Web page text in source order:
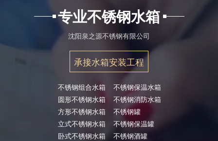
专业不锈钢水箱
沈阳泉之源不锈钢有限公司
承接水箱安装工程
不锈钢组合水箱
圆形不锈钢水箱
方形不锈钢水箱
立式不锈钢水箱
卧式不锈钢水箱
不锈钢保温水箱
不锈钢消防水箱
不锈钢罐
不锈钢保温罐
不锈钢酒罐